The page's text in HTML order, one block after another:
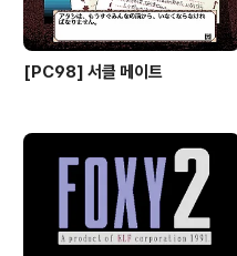
[PC98] 서클 메이트